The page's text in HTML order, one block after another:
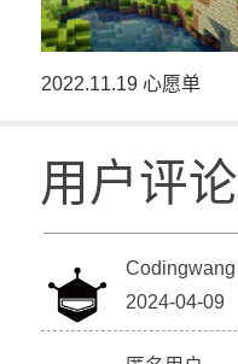
2022.11.19 心愿单
用户评论
Codingwang
2024-04-09